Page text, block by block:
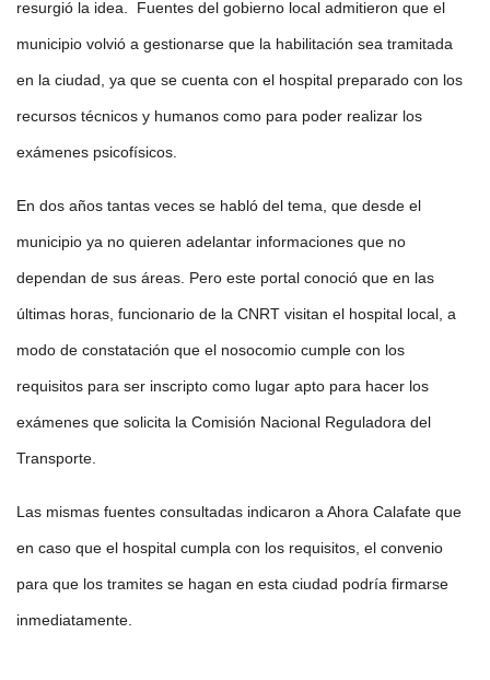
resurgió la idea. Fuentes del gobierno local admitieron que el
municipio volvió a gestionarse que la habilitación sea tramitada
en la ciudad, ya que se cuenta con el hospital preparado con los
recursos técnicos y humanos como para poder realizar los
exámenes psicofísicos.
En dos años tantas veces se habló del tema, que desde el
municipio ya no quieren adelantar informaciones que no
dependan de sus áreas. Pero este portal conoció que en las
últimas horas, funcionario de la CNRT visitan el hospital local, a
modo de constatación que el nosocomio cumple con los
requisitos para ser inscripto como lugar apto para hacer los
exámenes que solicita la Comisión Nacional Reguladora del
Transporte.
Las mismas fuentes consultadas indicaron a Ahora Calafate que
en caso que el hospital cumpla con los requisitos, el convenio
para que los tramites se hagan en esta ciudad podría firmarse
inmediatamente.